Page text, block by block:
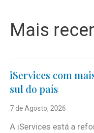
Mais
iServices com
sul do país
7 de Agosto, 2026
A iServices está a